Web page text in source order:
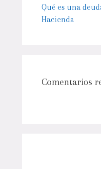
Qué es una
Hacienda
Comentarios